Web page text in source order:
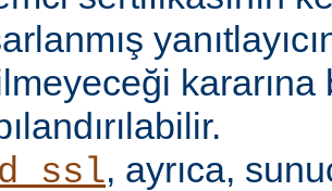
kararına
, ayrıca,